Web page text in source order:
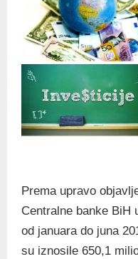
Prema upravo
Centralne banke BiH
od januara do juna
su iznosile 650,1